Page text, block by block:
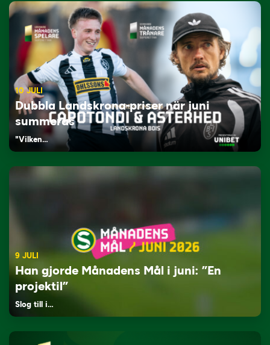
10 JULI
Dubbla Landskrona-priser när juni
summeras
"Vilken…
9 JULI
Han gjorde Månadens Mål i juni: ”En
projektil”
Slog till i…